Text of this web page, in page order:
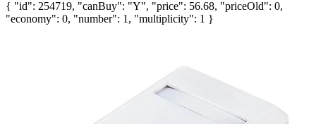
{ "id": 254719, "canBuy": "Y", "price": 56.68, "priceOld": 0,
"economy": 0, "number": 1, "multiplicity": 1 }